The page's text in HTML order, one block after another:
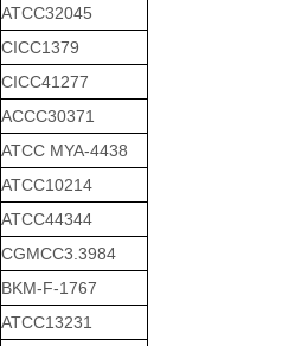
ATCC32045
CICC1379
CICC41277
ACCC30371
ATCC MYA-4438
ATCC10214
ATCC44344
CGMCC3.3984
BKM-F-1767
ATCC13231